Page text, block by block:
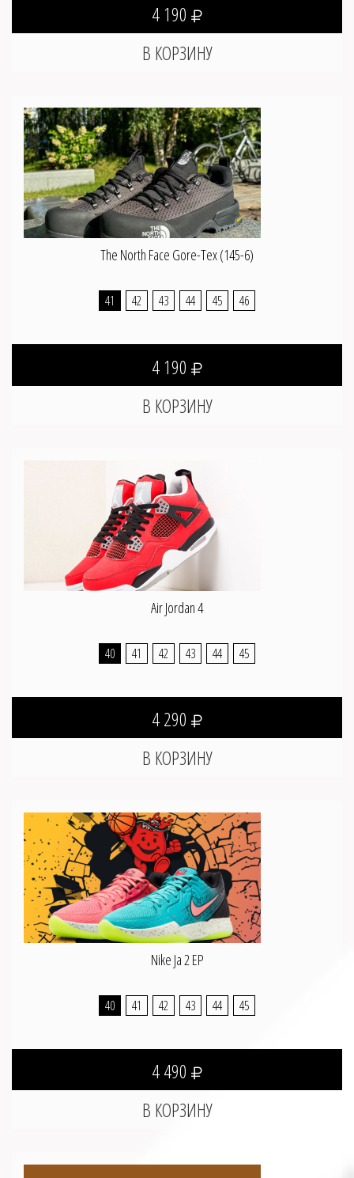
4 190
The North Face Gore-Tex (145-6)
41 42 43 44 45 46
4 190
Air Jordan 4
40 41 42 43 44 45
4 290
Nike Ja 2 EP
40 41 42 43 44 45
4 490